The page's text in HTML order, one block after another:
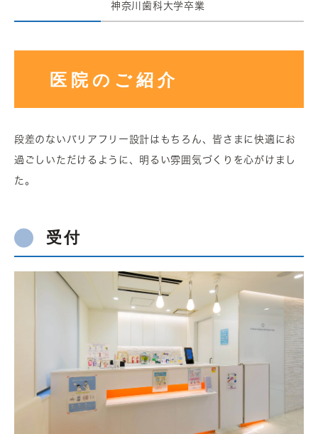
神奈川歯科大学卒業
医院のご紹介
段差のないバリアフリー設計はもちろん、皆さまに快適にお
過ごしいただけるように、明るい雰囲気づくりを心がけまし
た。
受付